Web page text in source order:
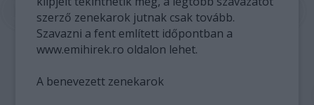
szerző zenekarok jutnak csak tovább.
Szavazni a fent említett időpontban a
www.emihirek.ro oldalon lehet.
A benevezett zenekarok